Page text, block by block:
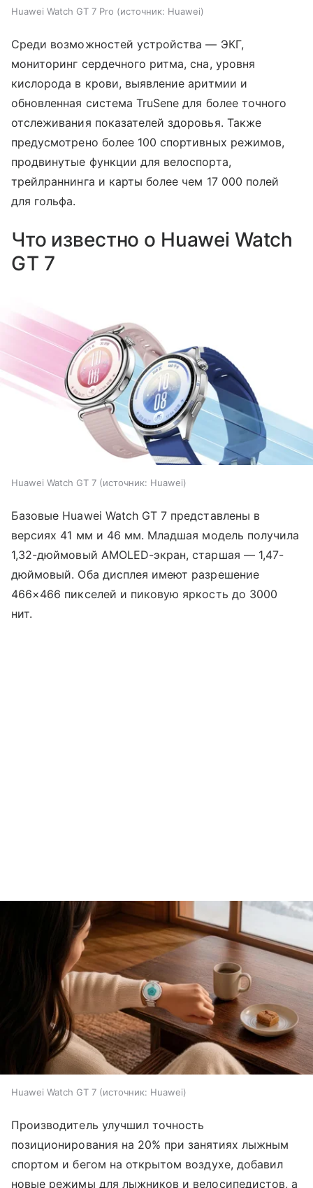
Huawei Watch GT 7 Pro источник: Huawei
Среди возможностей устройства — ЭКГ,
мониторинг сердечного ритма, сна, уровня
кислорода в крови, выявление аритмии и
обновленная система TruSene для более точного
отслеживания показателей здоровья. Также
предусмотрено более 100 спортивных режимов,
продвинутые функции для велоспорта,
трейлраннинга и карты более чем 17 000 полей
для гольфа.
Что известно о Huawei Watch
GT 7
Huawei Watch GT 7 источник: Huawei
Базовые Huawei Watch GT 7 представлены в
версиях 41 мм и 46 мм. Младшая модель получила
1,32-дюймовый AMOLED-экран, старшая — 1,47-
дюймовый. Оба дисплея имеют разрешение
466×466 пикселей и пиковую яркость до 3000
нит.
Huawei Watch GT 7 источник: Huawei
Производитель улучшил точность
позиционирования на 20% при занятиях лыжным
спортом и бегом на открытом воздухе, добавил
новые режимы для лыжников и велосипедистов, а